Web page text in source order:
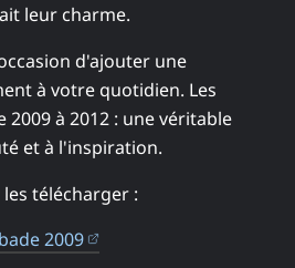
leur charme.
d'ajouter une
à votre quotidien. Les
2009 à 2012 : une véritable
et à l'inspiration.
télécharger :
2009